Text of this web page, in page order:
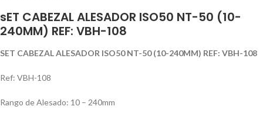
sET CABEZAL ALESADOR ISO50 NT-50 (10-
240MM) REF: VBH-108
SET CABEZAL ALESADOR ISO50 NT-50 (10-240MM) REF: VBH-108
Ref: VBH-108
Rango de Alesado: 10 – 240mm